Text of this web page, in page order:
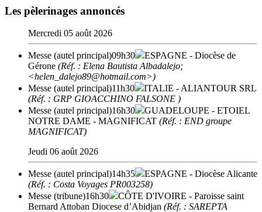
Les pèlerinages annoncés
Mercredi 05 août 2026
Messe (autel principal)09h30 ESPAGNE - Diocèse de
Gérone (Réf. : Elena Bautista Albadalejo;
<helen_dalejo89@hotmail.com>)
Messe (autel principal)11h30 ITALIE - ALIANTOUR SRL
(Réf. : GRP GIOACCHINO FALSONE )
Messe (autel principal)16h30 GUADELOUPE - ETOIEL
NOTRE DAME - MAGNIFICAT (Réf. : END groupe
MAGNIFICAT)
Jeudi 06 août 2026
Messe (autel principal)14h35 ESPAGNE - Diocèse Alicante
(Réf. : Costa Voyages PR003258)
Messe (tribune)16h30 CÔTE D'IVOIRE - Paroisse saint
Bernard Attoban Diocese d’Abidjan (Réf. : SAREPTA